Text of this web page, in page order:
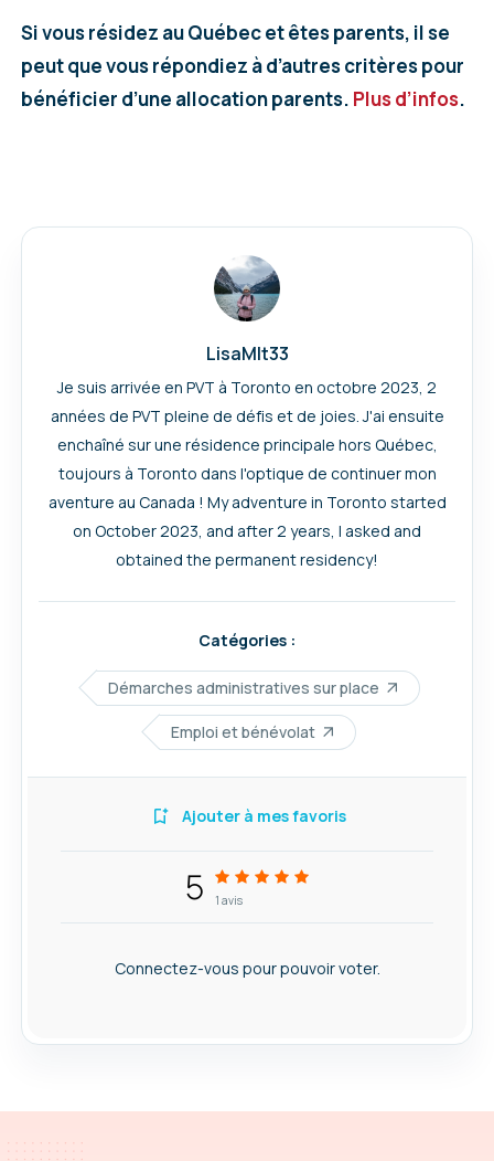
Si vous résidez au Québec et êtes parents, il se
peut que vous répondiez à d’autres critères pour
bénéficier d’une allocation parents. Plus d’infos.
LisaMlt33
Je suis arrivée en PVT à Toronto en octobre 2023, 2
années de PVT pleine de défis et de joies. J'ai ensuite
enchaîné sur une résidence principale hors Québec,
toujours à Toronto dans l'optique de continuer mon
aventure au Canada ! My adventure in Toronto started
on October 2023, and after 2 years, I asked and
obtained the permanent residency!
Catégories :
Démarches administratives sur place
Emploi et bénévolat
Ajouter à mes favoris
5 1 avis
Connectez-vous pour pouvoir voter.